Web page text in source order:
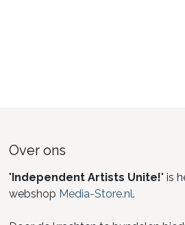
Over ons
"Independent Artists Unite!" is
webshop Media-Store.nl.